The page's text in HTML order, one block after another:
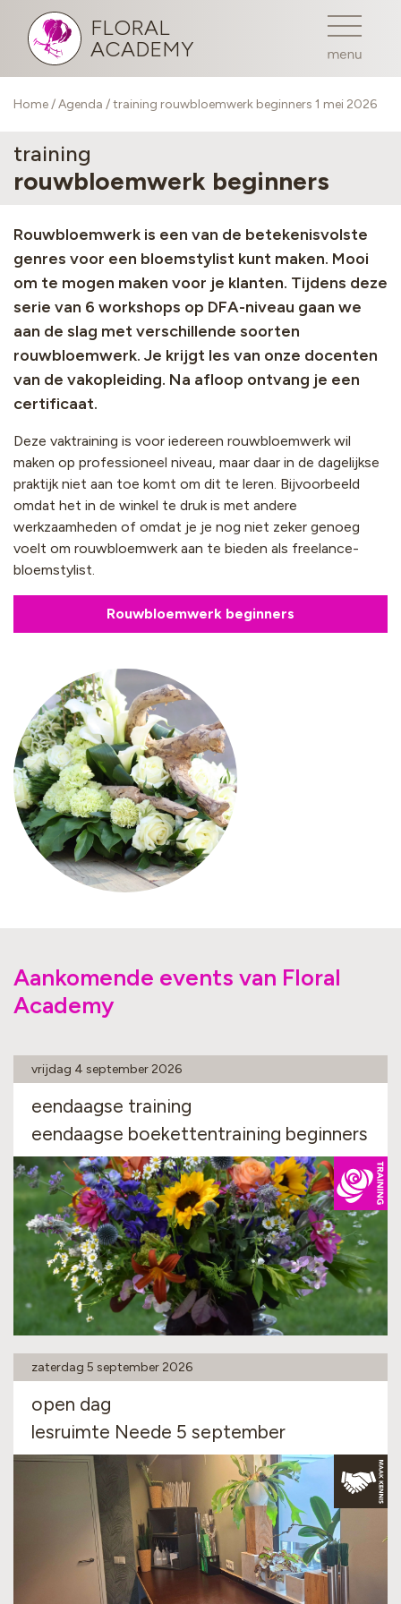
FLORAL
ACADEMY
Home/Agenda / training rouwbloemwerk beginners 1 mei 2026
training
rouwbloemwerk beginners
Rouwbloemwerk is een van de betekenisvolste
genres voor een bloemstylist kunt maken. Mooi
om te mogen maken voor je klanten. Tijdens deze
serie van 6 workshops op DFA-niveau gaan we
aan de slag met verschillende soorten
rouwbloemwerk. Je krijgt les van onze docenten
van de vakopleiding. Na afloop ontvang je een
certificaat.
Deze vaktraining is voor iedereen rouwbloemwerk wil
maken op professioneel niveau, maar daar in de dagelijkse
praktijk niet aan toe komt om dit te leren. Bijvoorbeeld
omdat het in de winkel te druk is met andere
werkzaamheden of omdat je je nog niet zeker genoeg
voelt om rouwbloemwerk aan te bieden als freelance-
bloemstylist.
Rouwbloemwerk beginners
Aankomende events van Floral
Academy
vrijdag 4 september 2026
eendaagse training
eendaagse boekettentraining beginners
zaterdag 5 september 2026
open dag
lesruimte Neede 5 september